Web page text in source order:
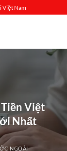
Việt Nam
Việt
Nhất
NGOÀI